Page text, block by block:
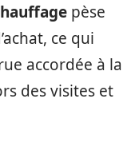
pèse
ce qui
accordée à la
des visites et